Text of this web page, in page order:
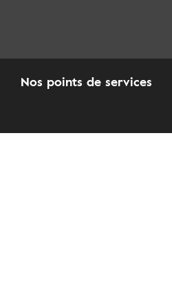
Nos points de services